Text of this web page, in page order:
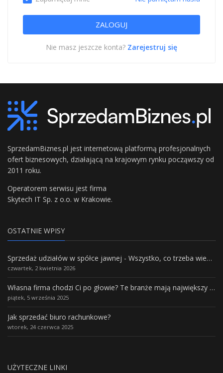
Nie masz jeszcze konta? Zarejestruj się
SprzedamBiznes.pl jest internetową platformą profesjonalnych
ofert biznesowych, działającą na krajowym rynku począwszy od
2011 roku.
Operatorem serwisu jest firma
Skytech IT Sp. z o.o. w Krakowie.
OSTATNIE WPISY
Sprzedaż udziałów w spółce jawnej - Wszystko, co trzeba wiedzieć.
czwartek, 2 kwietnia 2026
Własna firma chodzi Ci po głowie? Te branże mają największy potencjał rozwoju
piątek, 5 września 2025
Jak sprzedać biuro rachunkowe?
wtorek, 24 czerwca 2025
UŻYTECZNE LINKI